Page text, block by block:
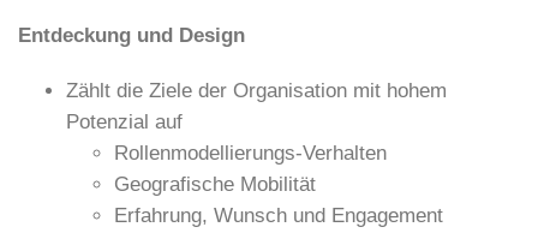
Entdeckung und Design
Zählt die Ziele der Organisation mit hohem
Potenzial auf
Rollenmodellierungs-Verhalten
Geografische Mobilität
Erfahrung, Wunsch und Engagement